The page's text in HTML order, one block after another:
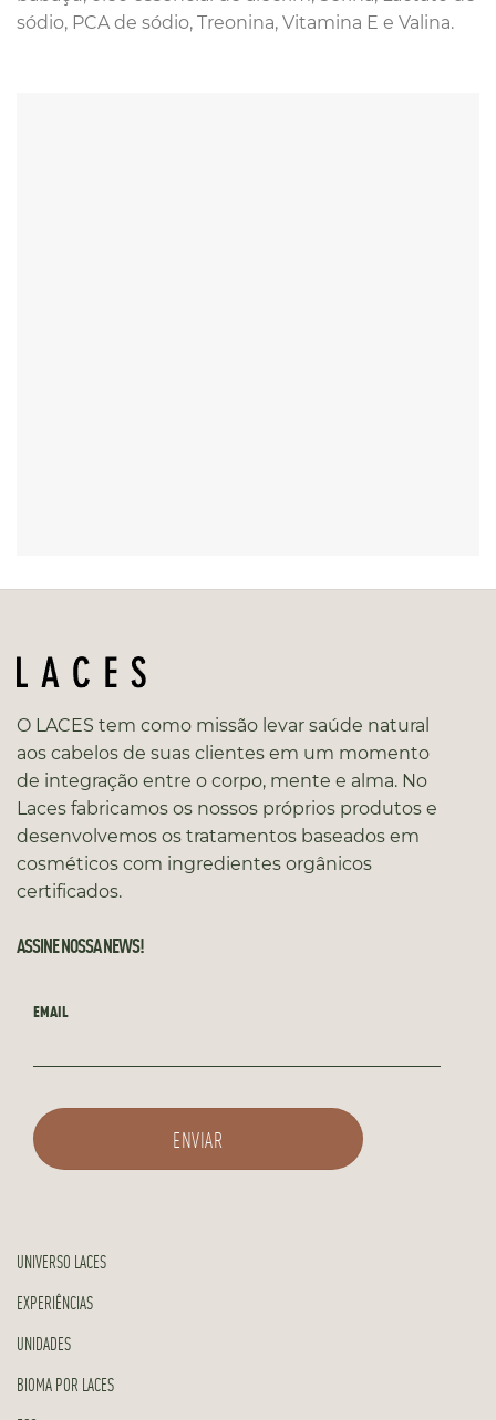
sódio, PCA de sódio, Treonina, Vitamina E e Valina.
O LACES tem como missão levar saúde natural
aos cabelos de suas clientes em um momento
de integração entre o corpo, mente e alma. No
Laces fabricamos os nossos próprios produtos e
desenvolvemos os tratamentos baseados em
cosméticos com ingredientes orgânicos
certificados.
ASSINE NOSSA NEWS!
EMAIL
UNIVERSO LACES
EXPERIÊNCIAS
UNIDADES
BIOMA POR LACES